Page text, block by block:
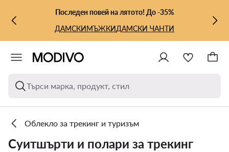
КЪМ ОСНОВНОТО СЪДЪРЖАНИЕ
КЪМ ТЪРСЕНЕПоследен повей на лятото! До -35%
ДАМСКИМЪЖКИДАМСКИ ЧАНТИ
Търси марка, продукт, стил
Облекло за трекинг и туризъм
Суитшърти и полари за трекинг